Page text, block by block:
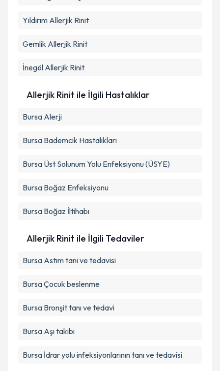
Yıldırım Allerjik Rinit
Gemlik Allerjik Rinit
İnegöl Allerjik Rinit
Allerjik Rinit ile İlgili Hastalıklar
Bursa Alerji
Bursa Bademcik Hastalıkları
Bursa Üst Solunum Yolu Enfeksiyonu (ÜSYE)
Bursa Boğaz Enfeksiyonu
Bursa Boğaz İltihabı
Allerjik Rinit ile İlgili Tedaviler
Bursa Astım tanı ve tedavisi
Bursa Çocuk beslenme
Bursa Bronşit tanı ve tedavi
Bursa Aşı takibi
Bursa İdrar yolu infeksiyonlarının tanı ve tedavisi